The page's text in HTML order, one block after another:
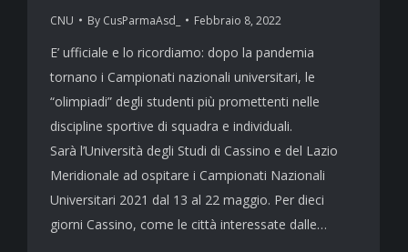
CNU By CusParmaAsd_ Febbraio 8, 2022
E’ ufficiale e lo ricordiamo: dopo la pandemia
tornano i Campionati nazionali universitari, le
“olimpiadi” degli studenti più promettenti nelle
discipline sportive di squadra e individuali.
Sarà l’Università degli Studi di Cassino e del Lazio
Meridionale ad ospitare i Campionati Nazionali
Universitari 2021 dal 13 al 22 maggio. Per dieci
giorni Cassino, come le città interessate dalle…